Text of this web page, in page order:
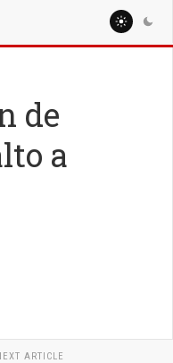
de
a
ARTICLE